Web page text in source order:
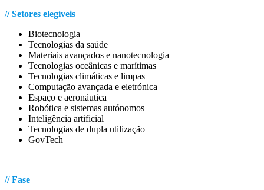
// Setores elegíveis
Biotecnologia
Tecnologias da saúde
Materiais avançados e nanotecnologia
Tecnologias oceânicas e marítimas
Tecnologias climáticas e limpas
Computação avançada e eletrónica
Espaço e aeronáutica
Robótica e sistemas autónomos
Inteligência artificial
Tecnologias de dupla utilização
GovTech
// Fase